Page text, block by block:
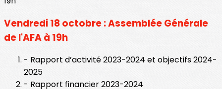
Vendredi 18 octobre : Assemblée Générale
de l'AFA à 19h
- Rapport d’activité 2023-2024 et objectifs 2024-
2025
- Rapport financier 2023-2024